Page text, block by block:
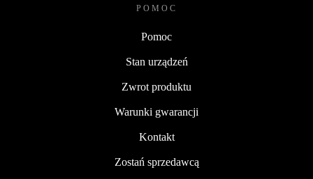
POMOC
Pomoc
Stan urządzeń
Zwrot produktu
Warunki gwarancji
Kontakt
Zostań sprzedawcą